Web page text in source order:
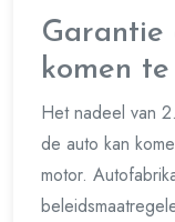
Garantie
komen
Het nadeel van
de auto kan
motor.